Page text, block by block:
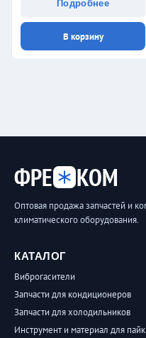
Подробнее
В корзину
ФРЕ КОМ
Оптовая продажа запчастей и
климатического оборудования.
КАТАЛОГ
Виброгасители
Запчасти для кондиционеров
Запчасти для холодильников
Инструмент и материал для